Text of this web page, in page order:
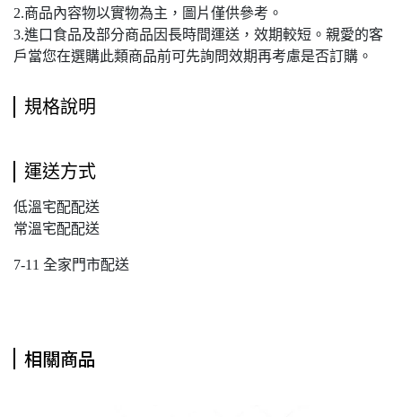
2.商品內容物以實物為主，圖片僅供參考。
3.進口食品及部分商品因長時間運送，效期較短。親愛的客
戶當您在選購此類商品前可先詢問效期再考慮是否訂購。
規格說明
運送方式
低溫宅配配送
常溫宅配配送
7-11 全家門市配送
相關商品